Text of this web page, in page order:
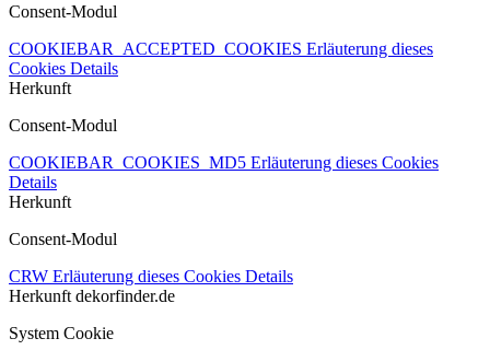
Consent-Modul
COOKIEBAR_ACCEPTED_COOKIES Erläuterung dieses
Cookies Details
Herkunft
Consent-Modul
COOKIEBAR_COOKIES_MD5 Erläuterung dieses Cookies
Details
Herkunft
Consent-Modul
CRW Erläuterung dieses Cookies Details
Herkunft dekorfinder.de
System Cookie